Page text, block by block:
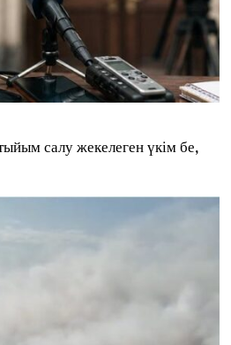
салу жекелеген үкім бе,